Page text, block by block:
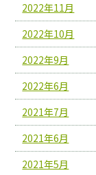
2022年11月
2022年10月
2022年9月
2022年6月
2021年7月
2021年6月
2021年5月